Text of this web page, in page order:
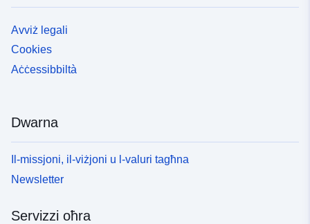
Avviż legali
Cookies
Aċċessibbiltà
Dwarna
Il-missjoni, il-viżjoni u l-valuri tagħna
Newsletter
Servizzi oħra